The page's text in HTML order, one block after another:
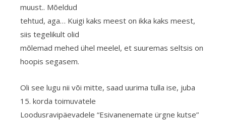
muust.. Mõeldud
tehtud, aga… Kuigi kaks meest on ikka kaks meest,
siis tegelikult olid
mõlemad mehed ühel meelel, et suuremas seltsis on
hoopis segasem.
Oli see lugu nii või mitte, saad uurima tulla ise, juba
15. korda toimuvatele
Loodusravipäevadele “Esivanenemate ürgne kutse”